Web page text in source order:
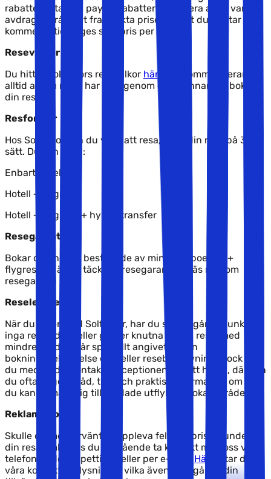
rabatter, "stay 7 - pay 6"-rabatter med mera alltid vara
avdragna från det framsökta priset. Priset du mottar
kommer alltid anges som pris per person.
Resevillkor
Du hittar Solfaktors resevillkor här . Vi rekommenderar
alltid att du noga har läst igenom dessa innan du bokar
din resa.
Resformer
Hos Solfaktor kan du välja att resa/boka din resa på 3
sätt. Du kan boka:
Enbart hotell
Hotell + flygresa
Hotell + flygresa + hyrbil/transfer
Resegaranti
Bokar du en resa bestående av minst ett boende +
flygresa så är du täckt av resegarantin. Läs mer om
resegaranti
Reseledare
När du reser med Solfaktor, har du som utgångspunkt
inga reseledare eller guider knutna till din resa, med
mindre att det står speciellt angivet på din
bokningsbekräftelse och/eller resebeskrivning. Dock kan
du med fördel kontakta receptionen på ditt hotell, där kan
du ofta få goda råd, tips och praktisk information om hur
du kan anmäla dig till guidade utflykter i lokalområdet.
Reklamationer
Skulle du mot förväntan uppleva fel eller brister under
din resa ombedes du omgående ta kontakt med oss via
telefon under öppettider, eller per e-mail. Här
hittar du
våra kontaktupplysningar vilka även framgår av din